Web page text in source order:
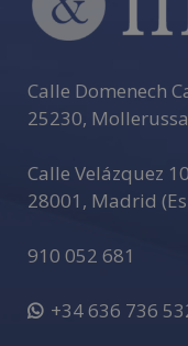
Calle Domenech
25230, Mollerussa
Calle Velázquez
28001 , Madrid
910 052 681
+34 636 736